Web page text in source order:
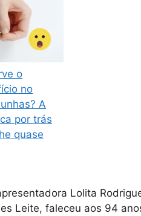
o
no
A
por trás
quase
Lolita
Leite, faleceu aos 94